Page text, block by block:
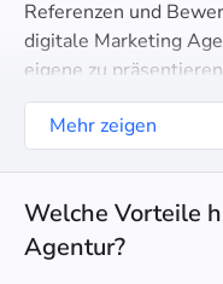
Referenzen und
digitale Marketing
eigene zu präsentieren.
Mehr zeigen
Welche Vorteile
Agentur?